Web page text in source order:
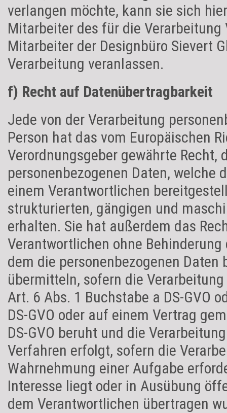
verlangen möchte, kann sie sich
Mitarbeiter des für die
Mitarbeiter der Designbüro Sievert
Verarbeitung veranlassen.
f) Recht auf Datenübertragbarkeit
Jede von der Verarbeitung
Person hat das vom Europäischen
Verordnungsgeber gewährte Recht,
personenbezogenen Daten, welche
einem Verantwortlichen
strukturierten, gängigen und
erhalten. Sie hat außerdem das
Verantwortlichen ohne
dem die personenbezogenen
übermitteln, sofern die
Art. 6 Abs. 1 Buchstabe a DS-GVO
DS-GVO oder auf einem Vertrag
DS-GVO beruht und die
Verfahren erfolgt, sofern die
Wahrnehmung einer Aufgabe
Interesse liegt oder in Ausübung
dem Verantwortlichen übertragen